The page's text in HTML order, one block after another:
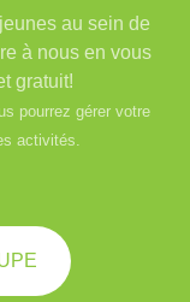
au sein de
à nous en vous
gratuit!
pourrez gérer votre
activités.